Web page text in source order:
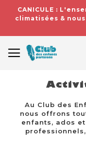
CANICULE :
climatisées &
Au Club des
nous offrons
enfants, ados